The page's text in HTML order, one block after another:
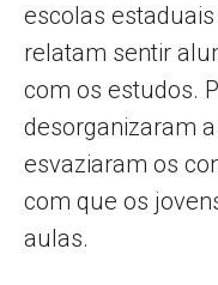
escolas
relatam sentir
com os estudos.
desorganizaram
esvaziaram os
com que os
aulas.